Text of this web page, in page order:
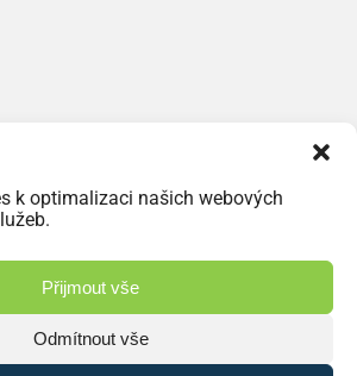
k optimalizaci našich webových
Přijmout vše
Odmítnout vše
533 03 Dašice
103